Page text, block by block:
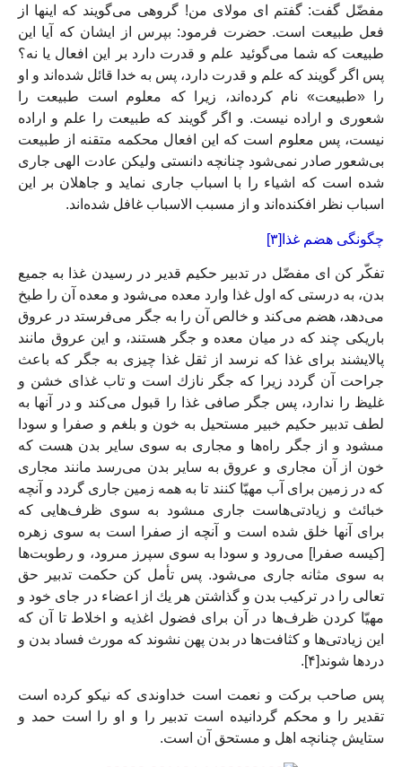
مفضّل گفت: گفتم اى مولاى من! گروهى مى‏‌گويند كه اينها از
فعل طبيعت است. حضرت فرمود: بپرس از ايشان كه آيا اين
طبيعت كه شما مى‏‌گوئيد علم و قدرت دارد بر اين افعال يا نه؟
پس اگر گويند كه علم و قدرت دارد، پس به خدا قائل شده‌‏اند و او
را «طبيعت» نام كرده‌‏اند، زيرا كه معلوم است طبيعت را
شعورى و اراده نيست. و اگر گويند كه طبيعت را علم و اراده
نيست، پس معلوم است كه اين افعال محكمه متقنه از طبيعت
بى‏‌شعور صادر نمى‌‏شود چنانچه دانستى وليكن عادت الهى جارى
شده است كه اشياء را با اسباب جارى نمايد و جاهلان بر اين
اسباب نظر افكنده‏‌اند و از مسبب الاسباب غافل شده‏‌اند.
چگونگى هضم غذا[۳]
تفكّر كن اى مفضّل در تدبير حكيم قدير در رسيدن غذا به جميع
بدن، به درستى كه اول غذا وارد معده مى‏‌شود و معده آن را طبخ
مى‏‌دهد، هضم مى‌‏كند و خالص آن را به جگر مى‌‏فرستد در عروق
باريكى چند كه در ميان معده و جگر هستند، و اين عروق مانند
پالايشند براى غذا كه نرسد از ثقل غذا چيزى به جگر كه باعث
جراحت آن گردد زيرا كه جگر نازك است و تاب غذاى خشن و
غليظ را ندارد، پس جگر صافى غذا را قبول مى‏‌كند و در آنها به
لطف تدبير حكيم خبير مستحيل به خون و بلغم و صفرا و سودا
مى‏شود و از جگر راه‌ها و مجارى به سوى ساير بدن هست كه
خون از آن مجارى و عروق به ساير بدن مى‏‌رسد مانند مجارى
كه در زمين براى آب مهيّا كنند تا به همه زمين جارى گردد و آنچه
خبائث و زيادتى‏‌هاست جارى مى‏شود به سوى ظرف‌هایی كه
براى آنها خلق شده است و آنچه از صفرا است به سوى زهره‏
[کیسه صفرا] مى‌رود و سودا به سوى سپرز مى‏رود، و رطوبت‏‌ها
به سوى مثانه جارى مى‏‌شود. پس تأمل كن حكمت تدبير حق
تعالى را در تركيب بدن و گذاشتن هر يك از اعضاء در جاى خود و
مهيّا كردن ظرف‌ها در آن براى فضول اغذيه و اخلاط تا آن كه
اين زيادتى‏‌ها و كثافت‌ها در بدن پهن نشوند كه مورث فساد بدن و
دردها شوند[۴].
پس صاحب بركت و نعمت است خداوندى كه نيكو كرده است
تقدير را و محكم گردانيده است تدبير را و او را است حمد و
ستايش چنانچه اهل و مستحق آن است.